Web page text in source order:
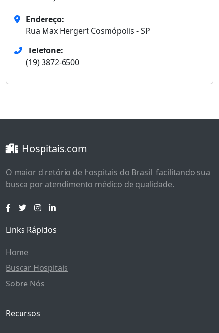
Endereço:
Rua Max Hergert Cosmópolis - SP
Telefone:
(19) 3872-6500
Hospitais.com
O maior diretório de hospitais do Brasil, facilitando sua
busca por atendimento médico de qualidade.
Links Rápidos
Home
Buscar Hospitais
Sobre Nós
Recursos